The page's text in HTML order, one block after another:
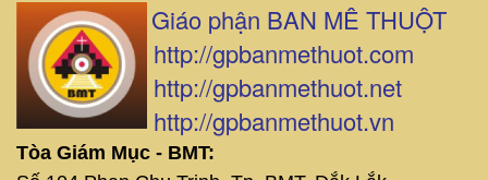
Giáo phận BAN MÊ THUỘT
http://gpbanmethuot.com
http://gpbanmethuot.net
http://gpbanmethuot.vn
Tòa Giám Mục - BMT: